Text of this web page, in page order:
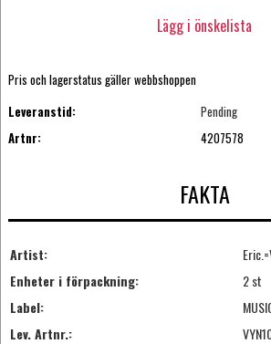
Lägg i önskelista
Pris och lagerstatus gäller webbshoppen
Leveranstid:
Pending
Artnr:
4207578
FAKTA
Artist:
Enheter i förpackning:
2 st
Label:
Lev. Artnr.: